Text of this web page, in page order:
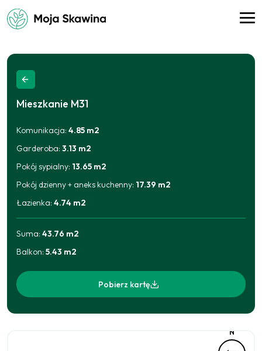
Mieszkanie M31
Komunikacja:4.85 m2
Garderoba:3.13 m2
Pokój sypialny: 13.65 m2
Pokój dzienny + aneks kuchenny: 17.39 m2
Łazienka:4.74 m2
Suma:43.76 m2
Balkon:5.43 m2
Pobierz kartę
N